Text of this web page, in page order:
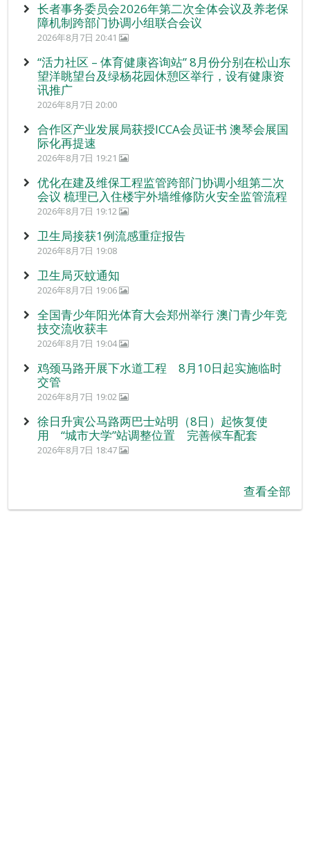
长者事务委员会2026年第二次全体会议及养老保
障机制跨部门协调小组联合会议
2026年8月7日 20:41
“活力社区 – 体育健康咨询站” 8月份分别在松山东
望洋眺望台及绿杨花园休憩区举行，设有健康资
讯推广
2026年8月7日 20:00
合作区产业发展局获授ICCA会员证书 澳琴会展国
际化再提速
2026年8月7日 19:21
优化在建及维保工程监管跨部门协调小组第二次
会议 梳理已入住楼宇外墙维修防火安全监管流程
2026年8月7日 19:12
卫生局接获1例流感重症报告
2026年8月7日 19:08
卫生局灭蚊通知
2026年8月7日 19:06
全国青少年阳光体育大会郑州举行 澳门青少年竞
技交流收获丰
2026年8月7日 19:04
鸡颈马路开展下水道工程 8月10日起实施临时
交管
2026年8月7日 19:02
徐日升寅公马路两巴士站明（8日）起恢复使
用 “城市大学”站调整位置 完善候车配套
2026年8月7日 18:47
查看全部